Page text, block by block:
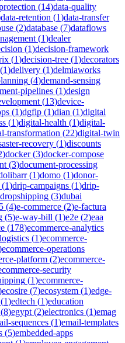
(14)data-quality
data-retention (1)data-transfer
(2)database (7)dataflows
(1)dealer
(1)decision-framework
(1)decision-tree (1)decorators
(1)delivery (1)delmiaworks
(4)demand-sensing
pipelines (1)design
(13)device-
(1)dgfip (1)dian (1)digital
(1)digital-health (1)digital-
transformation (22)digital-twin
recovery (1)discounts
)docker(3)docker-compose
(3)document-processing
(1)domo (1)donor-
(1)drip-campaigns (1)drip-
dropshipping (3)dubai
(4)e-commerce (2)e-factura
(5)e-way-bill (1)e2e (2)eaa
(178)ecommerce-analytics
(1)ecommerce-
ecommerce-operations
platform (2)ecommerce-
security
(1)ecommerce-
ecosire (7)ecosystem (1)edge-
1)edtech (1)education
(8)egypt (2)electronics (1)emag
sequences (1)email-templates
(5)embedded-apps